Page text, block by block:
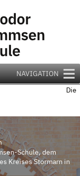
NAVIGATION
Schule, dem
Kreises Stormarn in